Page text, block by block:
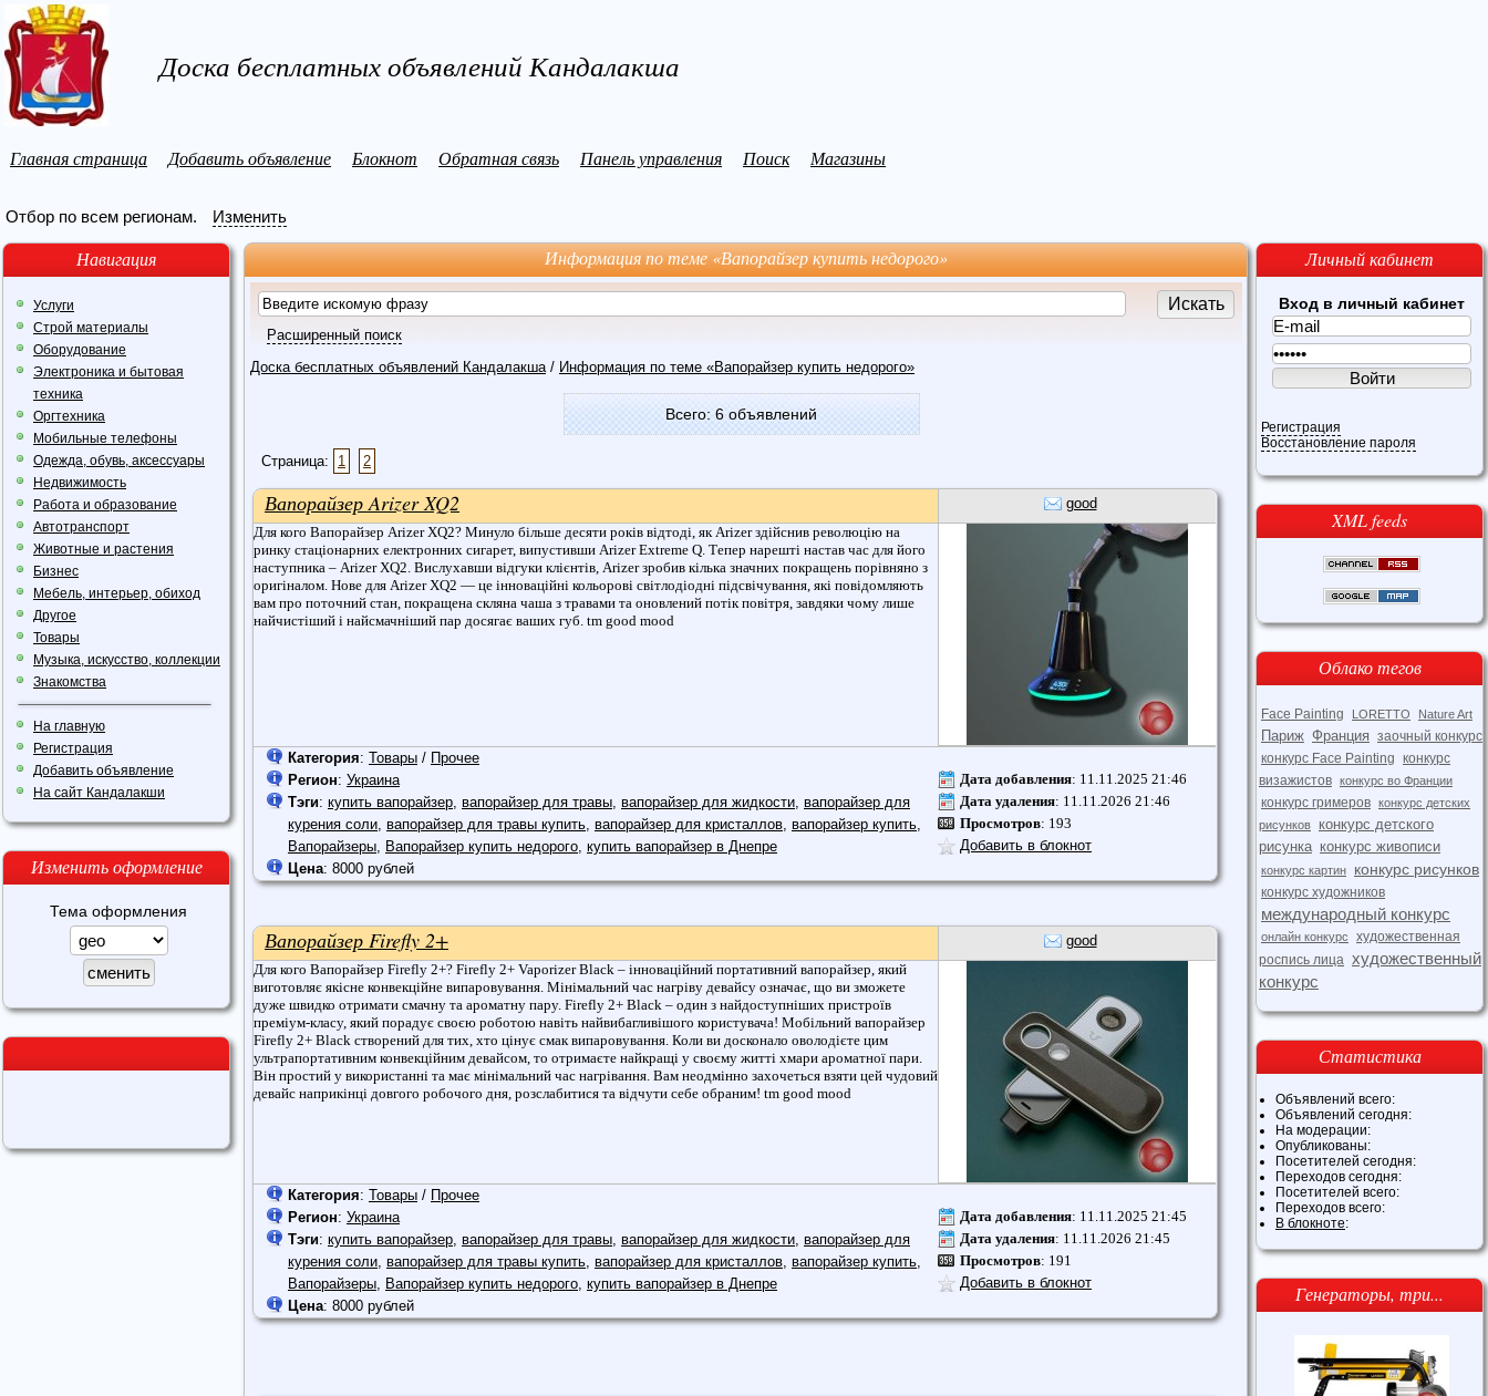
Доска бесплатных объявлений Кандалакша
Главная страница Добавить объявление Блокнот Обратная связь Панель управления Поиск Магазины
Отбор по всем регионам. Изменить
Навигация
Услуги
Строй материалы
Оборудование
Электроника и бытовая
техника
Оргтехника
Мобильные телефоны
Одежда, обувь, аксессуары
Недвижимость
Работа и образование
Автотранспорт
Животные и растения
Бизнес
Мебель, интерьер, обиход
Другое
Товары
Музыка, искусство, коллекции
Знакомства
На главную
Регистрация
Добавить объявление
На сайт Кандалакши
Изменить оформление
Тема оформления
Личный кабинет
Вход в личный кабинет
Регистрация
Восстановление пароля
XML feeds
Облако тегов
Face Painting LORETTO Nature Art
Париж Франция заочный конкурс
конкурс Face Painting конкурс
визажистов конкурс во Франции
конкурс гримеров конкурс детских
рисунков
конкурс детского
рисунка конкурс живописи
конкурс картин конкурс рисунков
конкурс художников
международный конкурс
онлайн конкурс
художественная
роспись лица художественный
конкурс
Статистика
Объявлений всего:
Объявлений сегодня:
На модерации:
Опубликованы:
Посетителей сегодня:
Переходов сегодня:
Посетителей всего:
Переходов всего:
В блокноте:
Генераторы, три...
Информация по теме «Вапорайзер купить недорого»
Расширенный поиск
Доска бесплатных объявлений Кандалакша/ Информация по теме «Вапорайзер купить недорого»
Всего: 6 объявлений
Страница: 1 2
Вапорайзер Arizer XQ2
good
Для кого Вапорайзер Arizer XQ2? Минуло більше десяти років відтоді, як Arizer здійснив революцію на
ринку стаціонарних електронних сигарет, випустивши Arizer Extreme Q. Тепер нарешті настав час для його
наступника – Arizer XQ2. Вислухавши відгуки клієнтів, Arizer зробив кілька значних покращень порівняно з
оригіналом. Нове для Arizer XQ2 — це інноваційні кольорові світлодіодні підсвічування, які повідомляють
вам про поточний стан, покращена скляна чаша з травами та оновлений потік повітря, завдяки чому лише
найчистіший і найсмачніший пар досягає ваших губ. tm good mood
Категория: Товары / Прочее
Регион: Украина
Тэги: купить вапорайзер, вапорайзер для травы, вапорайзер для жидкости, вапорайзер для
курения соли, вапорайзер для травы купить, вапорайзер для кристаллов, вапорайзер купить,
Вапорайзеры, Вапорайзер купить недорого, купить вапорайзер в Днепре
Цена: 8000 рублей
Дата добавления: 11.11.2025 21:46
Дата удаления: 11.11.2026 21:46
Просмотров: 193
Добавить в блокнот
Вапорайзер Firefly 2+
good
Для кого Вапорайзер Firefly 2+? Firefly 2+ Vaporizer Black – інноваційний портативний вапорайзер, який
виготовляє якісне конвекційне випаровування. Мінімальний час нагріву девайсу означає, що ви зможете
дуже швидко отримати смачну та ароматну пару. Firefly 2+ Black – один з найдоступніших пристроїв
преміум-класу, який порадує своєю роботою навіть найвибагливішого користувача! Мобільний вапорайзер
Firefly 2+ Black створений для тих, хто цінує смак випаровування. Коли ви досконало оволодієте цим
ультрапортативним конвекційним девайсом, то отримаєте найкращі у своєму житті хмари ароматної пари.
Він простий у використанні та має мінімальний час нагрівання. Вам неодмінно захочеться взяти цей чудовий
девайс наприкінці довгого робочого дня, розслабитися та відчути себе обраним! tm good mood
Категория: Товары / Прочее
Регион: Украина
Тэги: купить вапорайзер, вапорайзер для травы, вапорайзер для жидкости, вапорайзер для
курения соли, вапорайзер для травы купить, вапорайзер для кристаллов, вапорайзер купить,
Вапорайзеры, Вапорайзер купить недорого, купить вапорайзер в Днепре
Цена: 8000 рублей
Дата добавления: 11.11.2025 21:45
Дата удаления: 11.11.2026 21:45
Просмотров: 191
Добавить в блокнот